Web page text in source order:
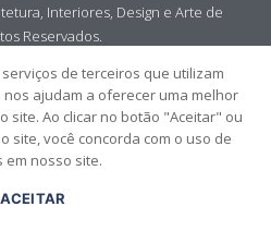
Interiores, Design e Arte de
Reservados.
de terceiros que utilizam
ajudam a oferecer uma melhor
site. Ao clicar no botão "Aceitar" ou
site, você concorda com o uso de
em nosso site.
ACEITAR